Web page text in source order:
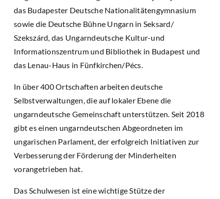
das Budapester Deutsche Nationalitätengymnasium
sowie die Deutsche Bühne Ungarn in Seksard/
Szekszárd, das Ungarndeutsche Kultur-und
Informationszentrum und Bibliothek in Budapest und
das Lenau-Haus in Fünfkirchen/Pécs.
In über 400 Ortschaften arbeiten deutsche
Selbstverwaltungen, die auf lokaler Ebene die
ungarndeutsche Gemeinschaft unterstützen. Seit 2018
gibt es einen ungarndeutschen Abgeordneten im
ungarischen Parlament, der erfolgreich Initiativen zur
Verbesserung der Förderung der Minderheiten
vorangetrieben hat.
Das Schulwesen ist eine wichtige Stütze der